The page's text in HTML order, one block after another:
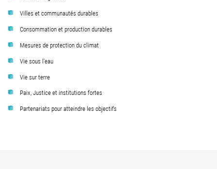
Villes et communautés durables
Consommation et production durables
Mesures de protection du climat
Vie sous l'eau
Vie sur terre
Paix, Justice et institutions fortes
Partenariats pour atteindre les objectifs